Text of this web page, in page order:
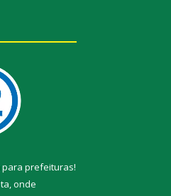
para prefeituras!
onde